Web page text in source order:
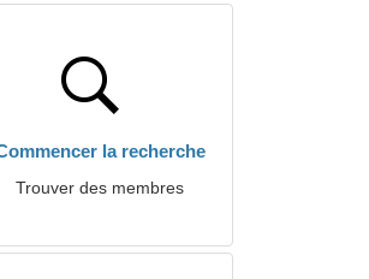
la recherche
Trouver des membres